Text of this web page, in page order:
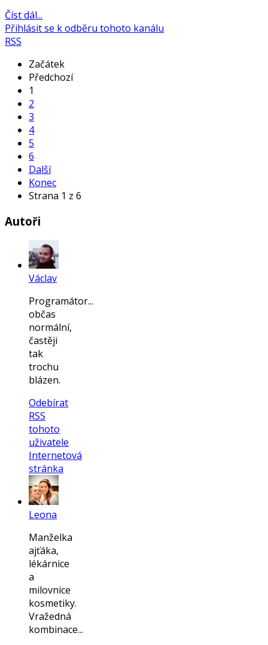
Číst dál...
Přihlásit se k odběru tohoto kanálu
RSS
Začátek
Předchozí
1
2
3
4
5
6
Další
Konec
Strana 1 z 6
Autoři
Václav
Programátor...
občas
normální,
častěji
tak
trochu
blázen.
Odebírat
RSS
tohoto
uživatele
Internetová
stránka
Leona
Manželka
ajťáka,
lékárnice
a
milovnice
kosmetiky.
Vražedná
kombinace...